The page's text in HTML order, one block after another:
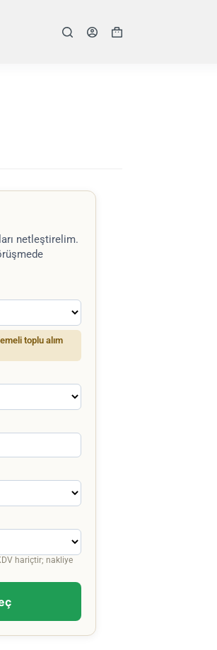
Shopping
netleştirelim.
toplu alım
hariçtir; nakliye